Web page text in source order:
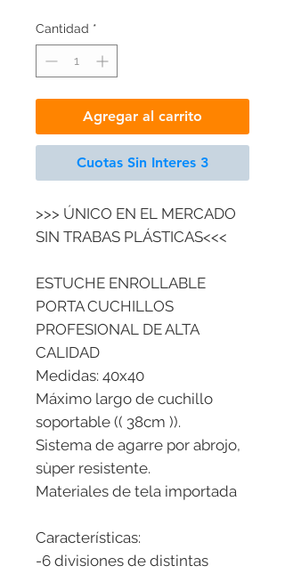
Cantidad *
Agregar al carrito
Cuotas Sin Interes 3
>>> ÚNICO EN EL MERCADO
SIN TRABAS PLÁSTICAS<<<
ESTUCHE ENROLLABLE
PORTA CUCHILLOS
PROFESIONAL DE ALTA
CALIDAD
Medidas: 40x40
Máximo largo de cuchillo
soportable (( 38cm )).
Sistema de agarre por abrojo,
sùper resistente.
Materiales de tela importada
Características:
-6 divisiones de distintas